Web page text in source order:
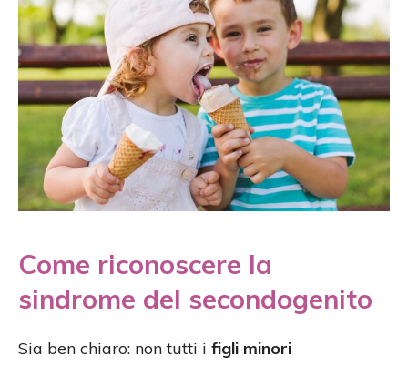
Come riconoscere la
sindrome del secondogenito
Sia ben chiaro: non tutti i figli minori